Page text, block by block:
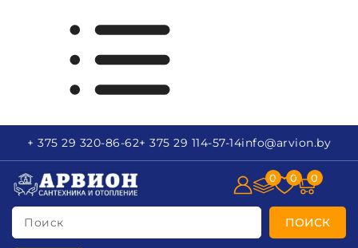
+ 375 29 320-86-62+ 375 29 114-57-14info@arvion.by
Поиск ПОИСК
0 0 0